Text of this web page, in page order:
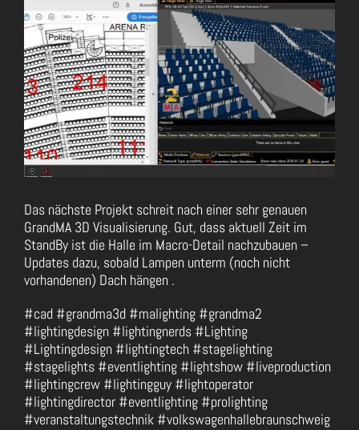
Das nächste Projekt schreit nach einer sehr genauen
GrandMA 3D Visualisierung. Gut, dass aktuell Zeit im
StandBy ist die Halle im Macro-Detail nachzubauen –
Updates dazu, sobald Lampen unterm (noch nicht
vorhandenen) Dach hängen .
#cad #grandma3d #malighting #grandma2
#lightingdesign #lightingnerds #Lighting
#Lightingdesign #lightingtech #stagelighting
#stagelights #eventlighting #lightshow #liveproduction
#lightingcrew #lightingguy #lightoperator
#lightingdirector #eventlighting #prolighting
#veranstaltungstechnik #volkswagenhallebraunschweig